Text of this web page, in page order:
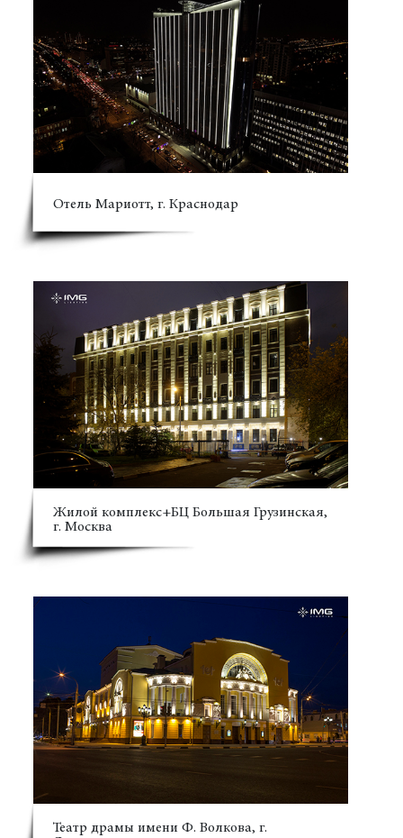
Отель Мариотт, г. Краснодар
Жилой комплекс+БЦ Большая Грузинская,
г. Москва
Театр драмы имени Ф. Волкова, г.